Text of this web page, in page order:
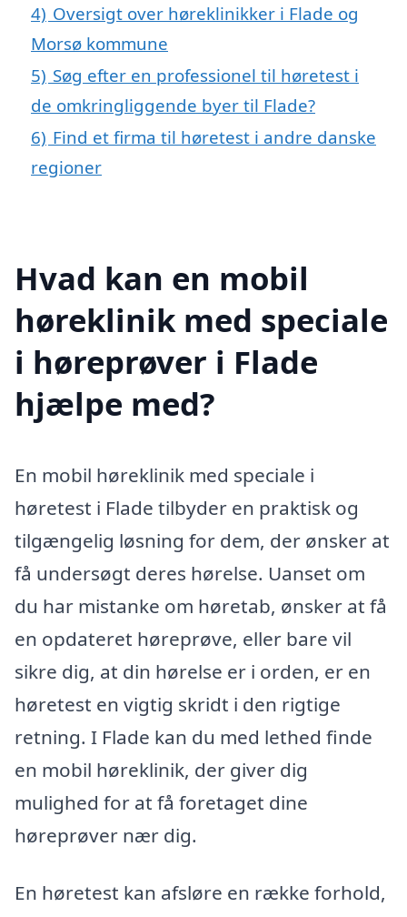
4) Oversigt over høreklinikker i Flade og
Morsø kommune
5) Søg efter en professionel til høretest i
de omkringliggende byer til Flade?
6) Find et firma til høretest i andre danske
regioner
Hvad kan en mobil
høreklinik med speciale
i høreprøver i Flade
hjælpe med?
En mobil høreklinik med speciale i
høretest i Flade tilbyder en praktisk og
tilgængelig løsning for dem, der ønsker at
få undersøgt deres hørelse. Uanset om
du har mistanke om høretab, ønsker at få
en opdateret høreprøve, eller bare vil
sikre dig, at din hørelse er i orden, er en
høretest en vigtig skridt i den rigtige
retning. I Flade kan du med lethed finde
en mobil høreklinik, der giver dig
mulighed for at få foretaget dine
høreprøver nær dig.
En høretest kan afsløre en række forhold,